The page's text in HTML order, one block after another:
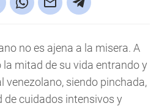
no es ajena a la misera. A
la mitad de su vida entrando y
venezolano, siendo pinchada,
de cuidados intensivos y